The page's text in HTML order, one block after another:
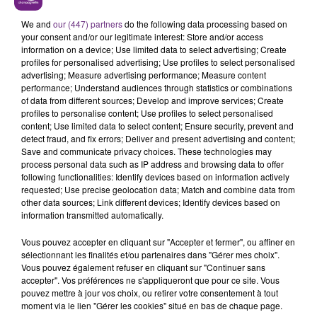
LA CENTRALE NUCLÉAIRE DE CHOOZ
TOUJOURS À L'ARRÊT
Cela fait déjà une semaine que la centrale
nucléaire ardennaise est à l'arrêt. Une situation
justifiée par la sécheresse intense qui est toujours
We and our (447) partnersdo the following data processing based on
your consent and/or our legitimate interest: Store and/or access
information on a device; Use limited data to select advertising; Create
profiles for personalised advertising; Use profiles to select personalised
advertising; Measure advertising performance; Measure content
performance; Understand audiences through statistics or combinations
of data from different sources; Develop and improve services; Create
profiles to personalise content; Use profiles to select personalised
content; Use limited data to select content; Ensure security, prevent and
detect fraud, and fix errors; Deliver and present advertising and content;
Save and communicate privacy choices. These technologies may
process personal data such as IP address and browsing data to offer
following functionalities: Identify devices based on information actively
requested; Use precise geolocation data; Match and combine data from
other data sources; Link different devices; Identify devices based on
information transmitted automatically.
Vous pouvez accepter en cliquant sur "Accepter et fermer", ou affiner en
sélectionnant les finalités et/ou partenaires dans "Gérer mes choix".
Vous pouvez également refuser en cliquant sur "Continuer sans
accepter". Vos préférences ne s'appliqueront que pour ce site. Vous
pouvez mettre à jour vos choix, ou retirer votre consentement à tout
moment via le lien "Gérer les cookies" situé en bas de chaque page.